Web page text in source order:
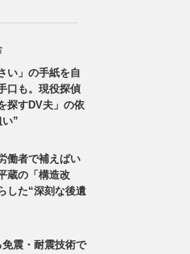
い」の手紙を自
口も。現役探偵
探すDV夫」の依
”
働者で補えばい
蔵の「構造改
した“深刻な後遺
免震・耐震技術で